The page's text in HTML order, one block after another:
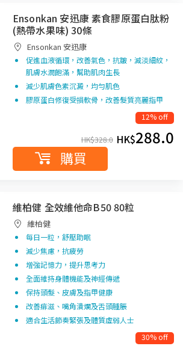
Ensonkan 安迅康 素食膠原蛋白肽粉
(熱帶水果味) 30條
Ensonkan 安迅康
促進血液循環，改善氣色，抗皺，減淡細紋，
肌膚水潤飽滿，幫助肌肉生長
減少肌膚色素沉澱，均勻肌色
膠原蛋白修復受損軟骨，改善髮質亮麗指甲
12% off
HK$328.0 HK$288.0
購買
維柏健 全效維他命B50 80粒
維柏健
每日一粒，舒壓助眠
減少焦慮，抗疲勞
增強記憶力，提升思考力
全面維持身體機能及神經傳遞
保持頭髮、皮膚及指甲健康
改善痱滋、嘴角潰爛及舌頭腫脹
適合生活節奏緊張及體質虛弱人士
30% off